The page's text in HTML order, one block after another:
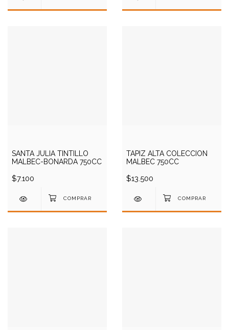
SANTA JULIA TINTILLO
MALBEC-BONARDA 750CC
$7.100
TAPIZ ALTA COLECCION
MALBEC 750CC
$13.500